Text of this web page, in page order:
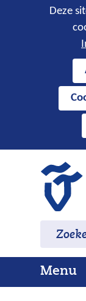
Deze
cookies
deze
website
worden
toegestaan
geweigerd.
o
e
Zoeken
MenuU
i